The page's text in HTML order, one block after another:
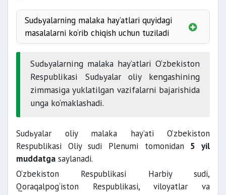
Sudьyalarning malaka hay’atlari quyidagi
masalalarni ko‘rib chiqish uchun tuziladi
Sudьyalarning malaka hay’atlari O‘zbekiston
Respublikasi Sudьyalar oliy kengashining
zimmasiga yuklatilgan vazifalarni bajarishida
unga ko‘maklashadi.
Sudьyalar oliy malaka hay’ati O‘zbekiston
Respublikasi Oliy sudi Plenumi tomonidan 5 yil
muddatga saylanadi.
O‘zbekiston Respublikasi Harbiy sudi,
Qoraqalpog‘iston Respublikasi, viloyatlar va